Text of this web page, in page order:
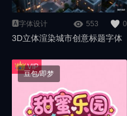
🅰️字体设计 553 0
3D立体渲染城市创意标题字体
豆包/即梦